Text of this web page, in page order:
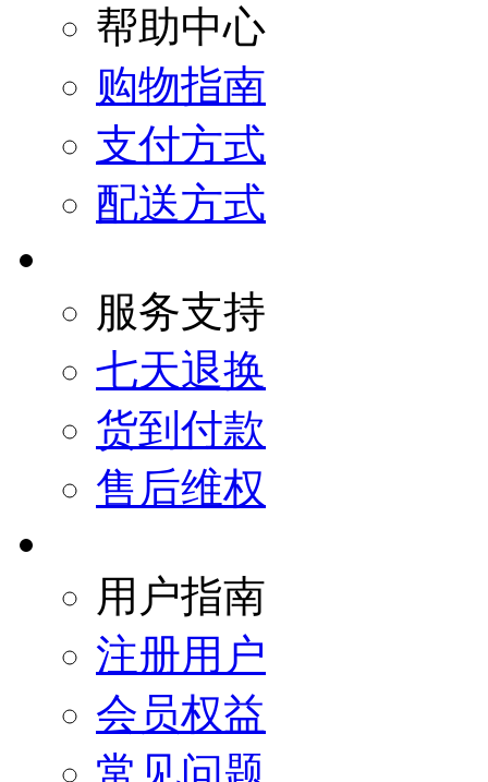
帮助中心
购物指南
支付方式
配送方式
服务支持
七天退换
货到付款
售后维权
用户指南
注册用户
会员权益